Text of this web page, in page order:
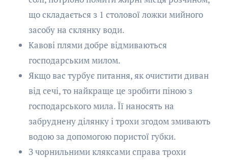
що складається з 1 столової ложки мийного
засобу на склянку води.
Кавові плями добре відмиваються
господарським милом.
Якщо вас турбує питання, як очистити диван
від сечі, то найкраще це зробити піною з
господарського мила. Її наносять на
забруднену ділянку і трохи згодом змивають
водою за допомогою пористої губки.
З чорнильними кляксами справа трохи